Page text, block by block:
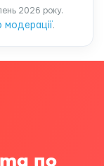
2026 року.
модерації.
та по